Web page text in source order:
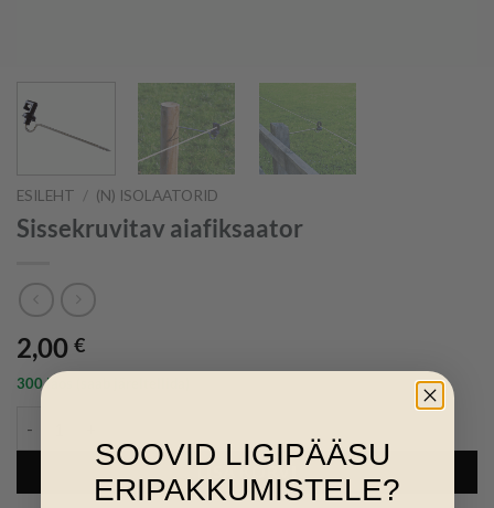
ESILEHT / (N) ISOLAATORID
Sissekruvitav aiafiksaator
2,00 €
300 laos (saab järeltellida)
LISA KORVI
SOOVID LIGIPÄÄSU
ERIPAKKUMISTELE?